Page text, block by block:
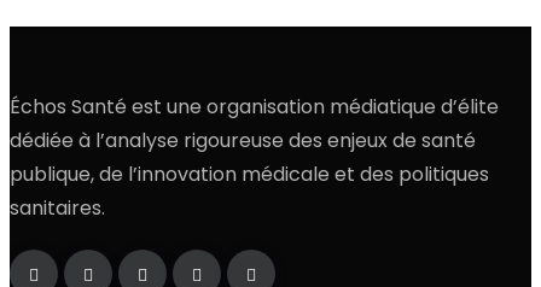
Échos Santé est une organisation médiatique d’élite
dédiée à l’analyse rigoureuse des enjeux de santé
publique, de l’innovation médicale et des politiques
sanitaires.